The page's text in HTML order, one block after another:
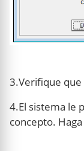
3.Verifique
4.El sistema le
concepto.